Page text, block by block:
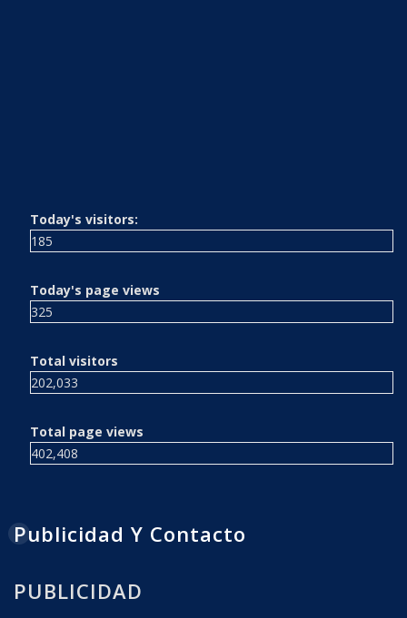
Today's visitors:
185
Today's page views
325
Total visitors
202,033
Total page views
402,408
Publicidad Y Contacto
PUBLICIDAD